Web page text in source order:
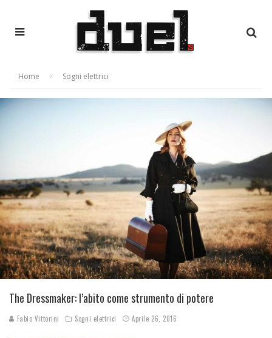
Home Sogni elettrici
The Dressmaker: l’abito come strumento di potere
Fabio Vittorini Sogni elettrici Aprile 26, 2016